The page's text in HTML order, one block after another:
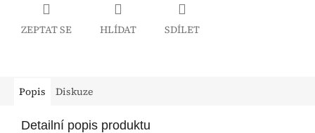
ZEPTAT SE HLÍDAT SDÍLET
Popis Diskuze
Detailní popis produktu